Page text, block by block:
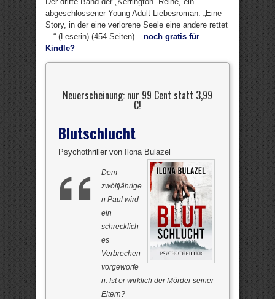
abgeschlossener Young Adult Liebesroman. „Eine
Story, in der eine verlorene Seele eine andere rettet
…“ (Leserin) (454 Seiten) – noch gratis für
Kindle?
Neuerscheinung: nur 99 Cent statt 3,99
€!
Blutschlucht
Psychothriller von Ilona Bulazel
Dem
zwölfjährige
n Paul wird
ein
schrecklich
es
Verbrechen
vorgeworfe
n. Ist er wirklich der Mörder seiner
Eltern?